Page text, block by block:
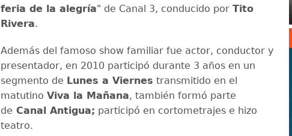
feria de la alegría" de Canal 3, conducido por Tito
Rivera.
Además del famoso show familiar fue actor, conductor y
presentador, en 2010 participó durante 3 años en un
segmento de Lunes a Viernes transmitido en el
matutino Viva la Mañana, también formó parte
de Canal Antigua; participó en cortometrajes e hizo
teatro.